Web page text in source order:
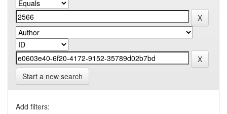
Start a new search
Add filters: